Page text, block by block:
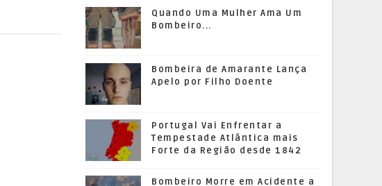
Quando Uma Mulher Ama Um
Bombeiro...
Bombeira de Amarante Lança
Apelo por Filho Doente
Portugal Vai Enfrentar a
Tempestade Atlântica mais
Forte da Região desde 1842
Bombeiro Morre em Acidente a